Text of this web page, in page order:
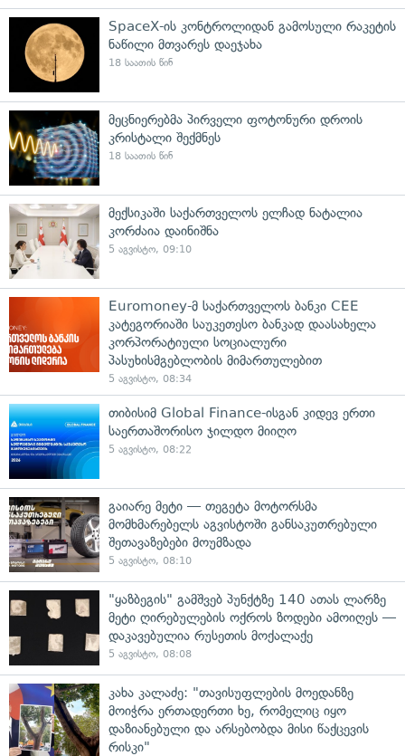
SpaceX-ის კონტროლიდან გამოსული რაკეტის
ნაწილი მთვარეს დაეჯახა
18 საათის წინ
მეცნიერებმა პირველი ფოტონური დროის
კრისტალი შექმნეს
18 საათის წინ
მექსიკაში საქართველოს ელჩად ნატალია
კორძაია დაინიშნა
5 აგვისტო, 09:10
Euromoney-მ საქართველოს ბანკი CEE
კატეგორიაში საუკეთესო ბანკად დაასახელა
კორპორატიული სოციალური
პასუხისმგებლობის მიმართულებით
5 აგვისტო, 08:34
თიბისიმ Global Finance-ისგან კიდევ ერთი
საერთაშორისო ჯილდო მიიღო
5 აგვისტო, 08:22
გაიარე მეტი — თეგეტა მოტორსმა
მომხმარებელს აგვისტოში განსაკუთრებული
შეთავაზებები მოუმზადა
5 აგვისტო, 08:10
"ყაზბეგის" გამშვებ პუნქტზე 140 ათას ლარზე
მეტი ღირებულების ოქროს ზოდები ამოიღეს —
დაკავებულია რუსეთის მოქალაქე
5 აგვისტო, 08:08
კახა კალაძე: "თავისუფლების მოედანზე
მოიჭრა ერთადერთი ხე, რომელიც იყო
დაზიანებული და არსებობდა მისი წაქცევის
რისკი"